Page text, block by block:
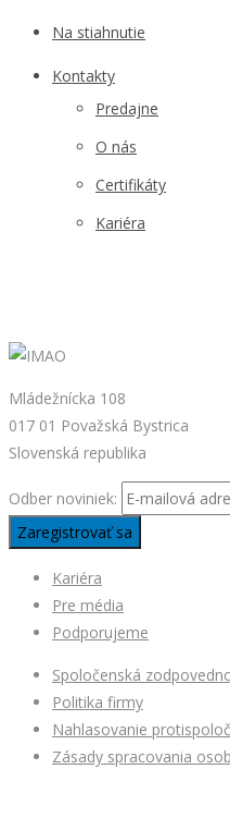
Na stiahnutie
Kontakty
Predajne
O nás
Certifikáty
Kariéra
Mládežnícka 108
017 01 Považská Bystrica
Slovenská republika
Odber noviniek:
Kariéra
Pre média
Podporujeme
Spoločenská
Politika firmy
Nahlasovanie
Zásady spracovania